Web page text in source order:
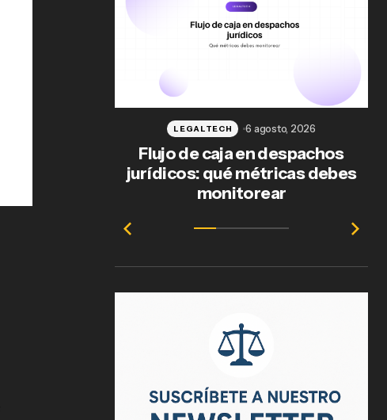
Flujo de caja en despachos
jurídicos: qué métricas debes
monitorear
LEGALTECH 6 agosto, 2026